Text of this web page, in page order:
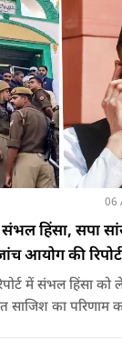
प्रावधान किया है.
ने सदन की
प्रयास किया.
06
हिंसा, सपा
आयोग की
में संभल हिंसा
का परिणाम